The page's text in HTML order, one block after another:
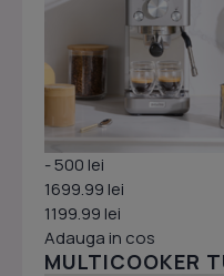
- 500 lei
1699.99 lei
1199.99 lei
Adauga in cos
MULTICOOKER